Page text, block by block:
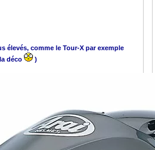
élevés, comme le Tour-X par exemple
déco
)